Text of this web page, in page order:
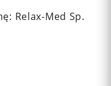
Relax-Med Sp.